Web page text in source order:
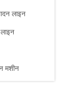
लाइन
मशीन